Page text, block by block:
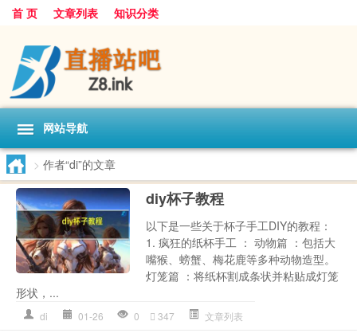
首 页 文章列表 知识分类
网站导航
> 作者“di”的文章
diy杯子教程
以下是一些关于杯子手工DIY的教程：
1. 疯狂的纸杯手工 ： 动物篇 ：包括大
嘴猴、螃蟹、梅花鹿等多种动物造型。
灯笼篇 ：将纸杯割成条状并粘贴成灯笼
形状，...
di 01-26 0 347 文章列表